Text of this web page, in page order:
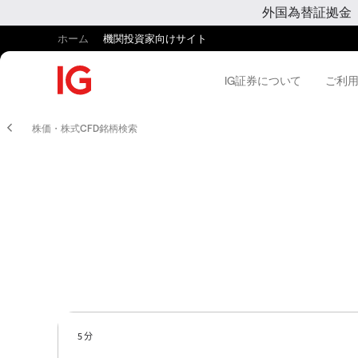
外国為替証拠金
ホーム 機関投資家向けサイト
IG証券について ご利
株価・株式CFD銘柄検索
5 分